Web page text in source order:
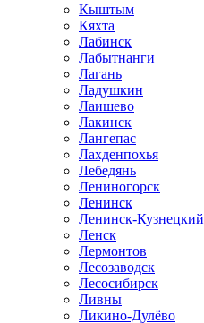
Кыштым
Кяхта
Лабинск
Лабытнанги
Лагань
Ладушкин
Лаишево
Лакинск
Лангепас
Лахденпохья
Лебедянь
Лениногорск
Ленинск
Ленинск-Кузнецкий
Ленск
Лермонтов
Лесозаводск
Лесосибирск
Ливны
Ликино-Дулёво